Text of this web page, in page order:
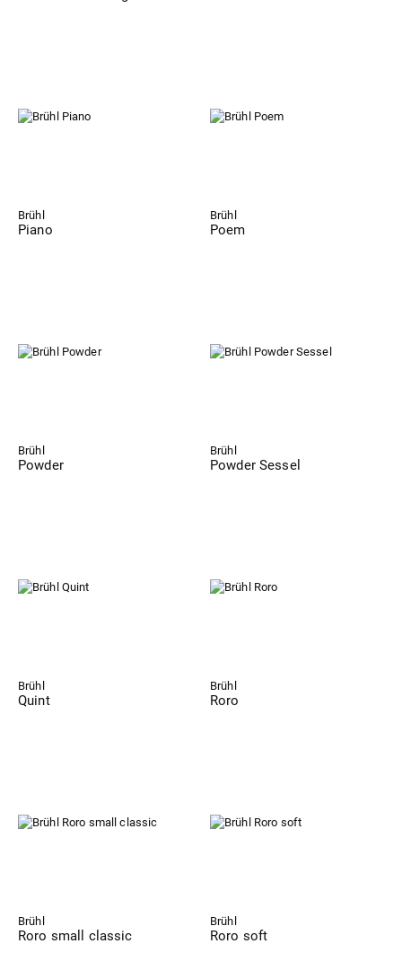
Brühl
Piano
Brühl
Poem
Brühl
Powder
Brühl
Powder Sessel
Brühl
Quint
Brühl
Roro
Brühl
Roro small classic
Brühl
Roro soft